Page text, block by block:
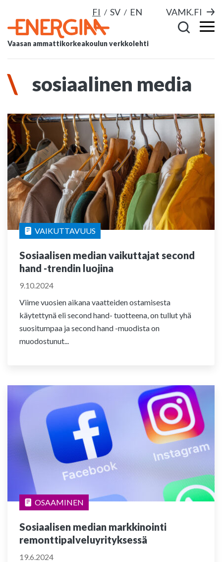
FI SV EN VAMK.FI
Vaasan ammattikorkeakoulun verkkolehti
sosiaalinen media
VAIKUTTAVUUS
Sosiaalisen median vaikuttajat second
hand -trendin luojina
9.10.2024
Viime vuosien aikana vaatteiden ostamisesta
käytettynä eli second hand- tuotteena, on tullut yhä
suositumpaa ja second hand -muodista on
muodostunut...
OSAAMINEN
Sosiaalisen median markkinointi
remonttipalveluyrityksessä
19.6.2024